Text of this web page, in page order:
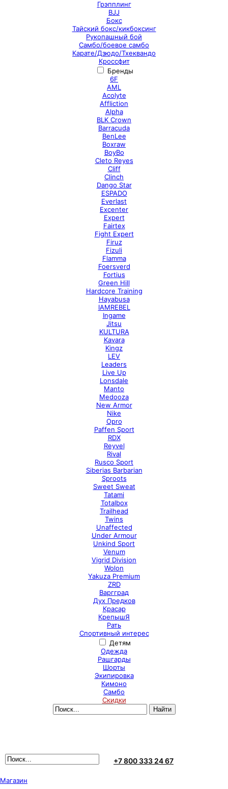
Грэпплинг
BJJ
Бокс
Тайский бокс/кикбоксинг
Рукопашный бой
Самбо/боевое самбо
Карате/Дзюдо/Тхеквандо
Кроссфит
Бренды
6F
AML
Acolyte
Affliction
Alpha
BLK Crown
Barracuda
BenLee
Boxraw
BoyBo
Cleto Reyes
Cliff
Clinch
Dango Star
ESPADO
Everlast
Excenter
Expert
Fairtex
Fight Expert
Firuz
Fizuli
Flamma
Foersverd
Fortius
Green Hill
Hardcore Training
Hayabusa
IAMREBEL
Ingame
Jitsu
KULTURA
Kavara
Kingz
LEV
Leaders
Live Up
Lonsdale
Manto
Medooza
New Armor
Nike
Opro
Paffen Sport
RDX
Reyvel
Rival
Rusco Sport
Siberias Barbarian
Sproots
Sweet Sweat
Tatami
Totalbox
Trailhead
Twins
Unaffected
Under Armour
Unkind Sport
Venum
Vigrid Division
Wolon
Yakuza Premium
ZRD
Варгград
Дух Предков
Красар
КрепышЯ
Рать
Спортивный интерес
Детям
Одежда
Рашгарды
Шорты
Экипировка
Кимоно
Самбо
Скидки
+7 800 333 24 67
Магазин